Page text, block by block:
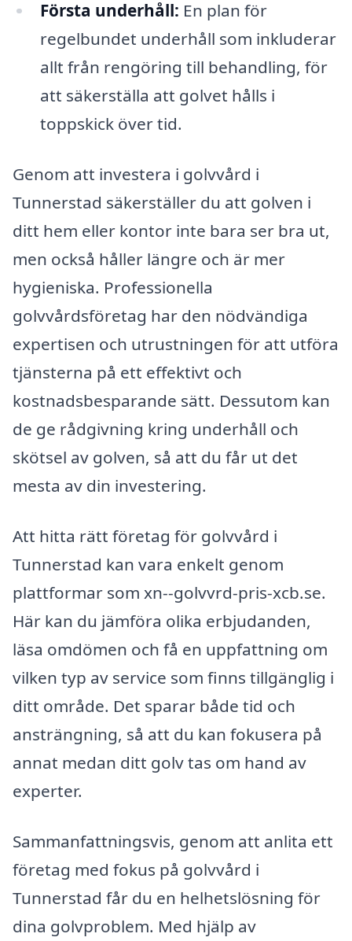
Första underhåll: En plan för
regelbundet underhåll som inkluderar
allt från rengöring till behandling, för
att säkerställa att golvet hålls i
toppskick över tid.
Genom att investera i golvvård i
Tunnerstad säkerställer du att golven i
ditt hem eller kontor inte bara ser bra ut,
men också håller längre och är mer
hygieniska. Professionella
golvvårdsföretag har den nödvändiga
expertisen och utrustningen för att utföra
tjänsterna på ett effektivt och
kostnadsbesparande sätt. Dessutom kan
de ge rådgivning kring underhåll och
skötsel av golven, så att du får ut det
mesta av din investering.
Att hitta rätt företag för golvvård i
Tunnerstad kan vara enkelt genom
plattformar som xn--golvvrd-pris-xcb.se.
Här kan du jämföra olika erbjudanden,
läsa omdömen och få en uppfattning om
vilken typ av service som finns tillgänglig i
ditt område. Det sparar både tid och
ansträngning, så att du kan fokusera på
annat medan ditt golv tas om hand av
experter.
Sammanfattningsvis, genom att anlita ett
företag med fokus på golvvård i
Tunnerstad får du en helhetslösning för
dina golvproblem. Med hjälp av